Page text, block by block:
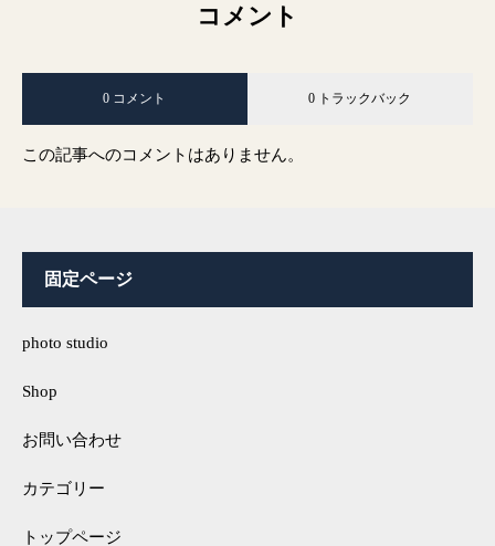
コメント
0 コメント 0 トラックバック
この記事へのコメントはありません。
固定ページ
photo studio
Shop
お問い合わせ
カテゴリー
トップページ